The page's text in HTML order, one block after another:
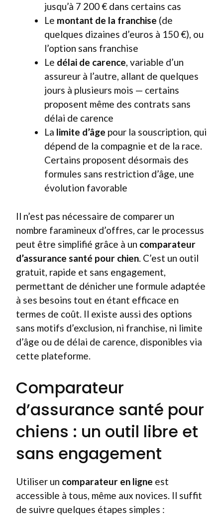
jusqu’à 7 200 € dans certains cas
Le montant de la franchise (de
quelques dizaines d’euros à 150 €), ou
l’option sans franchise
Le délai de carence, variable d’un
assureur à l’autre, allant de quelques
jours à plusieurs mois — certains
proposent même des contrats sans
délai de carence
La limite d’âge pour la souscription, qui
dépend de la compagnie et de la race.
Certains proposent désormais des
formules sans restriction d’âge, une
évolution favorable
Il n’est pas nécessaire de comparer un
nombre faramineux d’offres, car le processus
peut être simplifié grâce à un comparateur
d’assurance santé pour chien . C’est un outil
gratuit, rapide et sans engagement,
permettant de dénicher une formule adaptée
à ses besoins tout en étant efficace en
termes de coût. Il existe aussi des options
sans motifs d’exclusion, ni franchise, ni limite
d’âge ou de délai de carence, disponibles via
cette plateforme.
Comparateur
d’assurance santé pour
chiens : un outil libre et
sans engagement
Utiliser un comparateur en ligne est
accessible à tous, même aux novices. Il suffit
de suivre quelques étapes simples :